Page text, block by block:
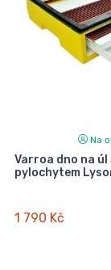
Na
Varroa dno na úl
pylochytem
1 790 Kč